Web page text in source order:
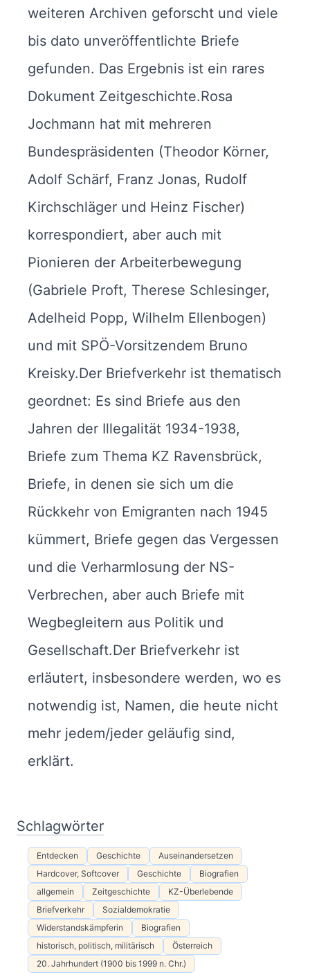
weiteren Archiven geforscht und viele
bis dato unveröffentlichte Briefe
gefunden. Das Ergebnis ist ein rares
Dokument Zeitgeschichte.Rosa
Jochmann hat mit mehreren
Bundespräsidenten (Theodor Körner,
Adolf Schärf, Franz Jonas, Rudolf
Kirchschläger und Heinz Fischer)
korrespondiert, aber auch mit
Pionieren der Arbeiterbewegung
(Gabriele Proft, Therese Schlesinger,
Adelheid Popp, Wilhelm Ellenbogen)
und mit SPÖ-Vorsitzendem Bruno
Kreisky.Der Briefverkehr ist thematisch
geordnet: Es sind Briefe aus den
Jahren der Illegalität 1934-1938,
Briefe zum Thema KZ Ravensbrück,
Briefe, in denen sie sich um die
Rückkehr von Emigranten nach 1945
kümmert, Briefe gegen das Vergessen
und die Verharmlosung der NS-
Verbrechen, aber auch Briefe mit
Wegbegleitern aus Politik und
Gesellschaft.Der Briefverkehr ist
erläutert, insbesondere werden, wo es
notwendig ist, Namen, die heute nicht
mehr jedem/jeder geläufig sind,
erklärt.
Schlagwörter
Entdecken Geschichte
Auseinandersetzen
Hardcover, Softcover
Geschichte
Biografien
allgemein
Zeitgeschichte
KZ-Überlebende
Briefverkehr
Sozialdemokratie
Widerstandskämpferin
Biografien
historisch, politisch, militärisch
Österreich
20. Jahrhundert (1900 bis 1999 n. Chr.)